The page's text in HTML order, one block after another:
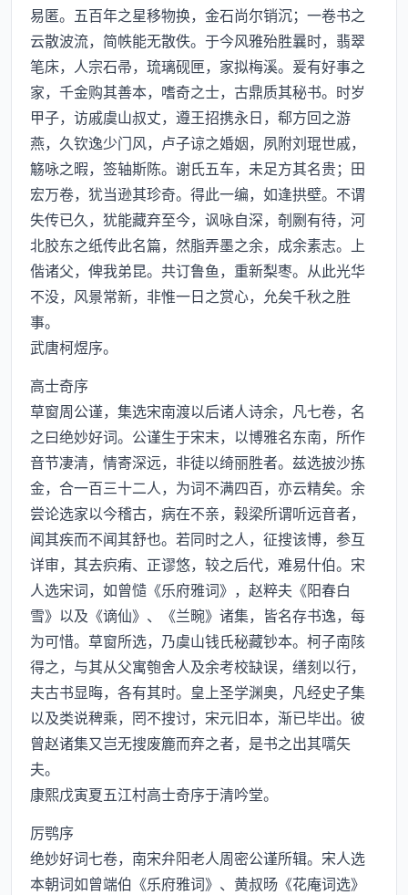
易匿。五百年之星移物换，金石尚尔销沉；一卷书之
云散波流，简帙能无散佚。于今风雅殆胜曩时，翡翠
笔床，人宗石帚，琉璃砚匣，家拟梅溪。爰有好事之
家，千金购其善本，嗜奇之士，古鼎质其秘书。时岁
甲子，访戚虞山叔丈，遵王招携永日，郗方回之游
燕，久钦逸少门风，卢子谅之婚姻，夙附刘琨世戚，
觞咏之暇，签轴斯陈。谢氏五车，未足方其名贵；田
宏万卷，犹当逊其珍奇。得此一编，如逢拱壁。不谓
失传已久，犹能藏弃至今，讽咏自深，剞劂有待，河
北胶东之纸传此名篇，然脂弄墨之余，成余素志。上
偕诸父，俾我弟昆。共订鲁鱼，重新梨枣。从此光华
不没，风景常新，非惟一日之赏心，允矣千秋之胜
事。
武唐柯煜序。
高士奇序
草窗周公谨，集选宋南渡以后诸人诗余，凡七卷，名
之曰绝妙好词。公谨生于宋末，以博雅名东南，所作
音节凄清，情寄深远，非徒以绮丽胜者。兹选披沙拣
金，合一百三十二人，为词不满四百，亦云精矣。余
尝论选家以今稽古，病在不亲，榖梁所谓听远音者，
闻其疾而不闻其舒也。若同时之人，征搜该博，参互
详审，其去疻痏、正谬悠，较之后代，难易什伯。宋
人选宋词，如曾慥《乐府雅词》，赵粹夫《阳春白
雪》以及《谪仙》、《兰畹》诸集，皆名存书逸，每
为可惜。草窗所选，乃虞山钱氏秘藏钞本。柯子南陔
得之，与其从父寓匏舍人及余考校缺误，缮刻以行，
夫古书显晦，各有其时。皇上圣学渊奥，凡经史子集
以及类说稗乘，罔不搜讨，宋元旧本，渐已毕出。彼
曾赵诸集又岂无搜废簏而弃之者，是书之出其嚆矢
夫。
康熙戊寅夏五江村高士奇序于清吟堂。
厉鹗序
绝妙好词七卷，南宋弁阳老人周密公谨所辑。宋人选
本朝词如曾端伯《乐府雅词》、黄叔旸《花庵词选》